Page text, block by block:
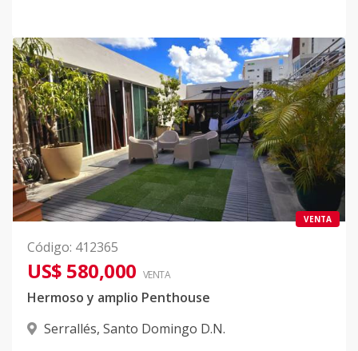
VENTA
Código: 412365
US$ 580,000 VENTA
Hermoso y amplio Penthouse
Serrallés, Santo Domingo D.N.